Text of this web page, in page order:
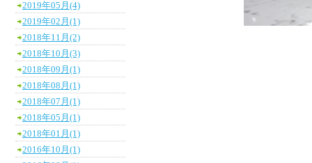
2019年05月(4)
2019年02月(1)
2018年11月(2)
2018年10月(3)
2018年09月(1)
2018年08月(1)
2018年07月(1)
2018年05月(1)
2018年01月(1)
2016年10月(1)